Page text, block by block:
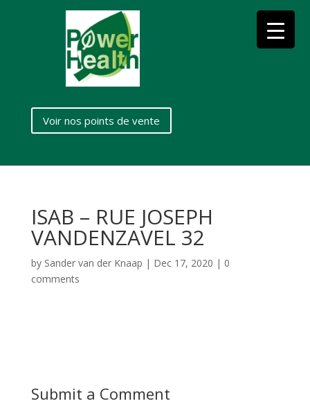
Voir nos points de vente
ISAB – RUE JOSEPH
VANDENZAVEL 32
by Sander van der Knaap | Dec 17, 2020 | 0
comments
Submit a Comment